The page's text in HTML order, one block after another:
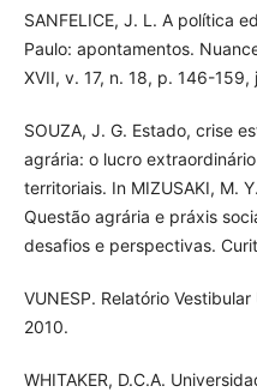
SANFELICE, J. L. A política
Paulo: apontamentos.
XVII, v. 17, n. 18, p. 146-
SOUZA, J. G. Estado, crise
agrária: o lucro
territoriais. In MIZUSAKI, M.
Questão agrária e práxis
desafios e perspectivas.
VUNESP. Relatório
2010.
WHITAKER, D.C.A.